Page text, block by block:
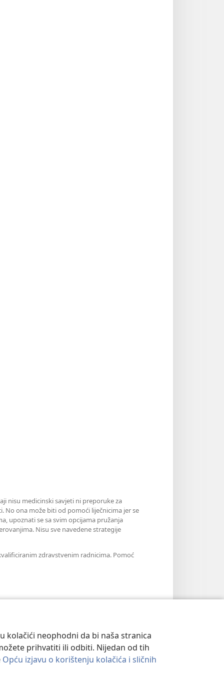
kolačići neophodni da bi naša stranica
prihvatiti ili odbiti. Nijedan od tih
Opću izjavu o korištenju kolačića i sličnih
nisu medicinski savjeti ni preporuke za
No ona može biti od pomoći liječnicima jer se
upoznati se sa svim opcijama pružanja
Nisu sve navedene strategije
zdravstvenim radnicima. Pomoć